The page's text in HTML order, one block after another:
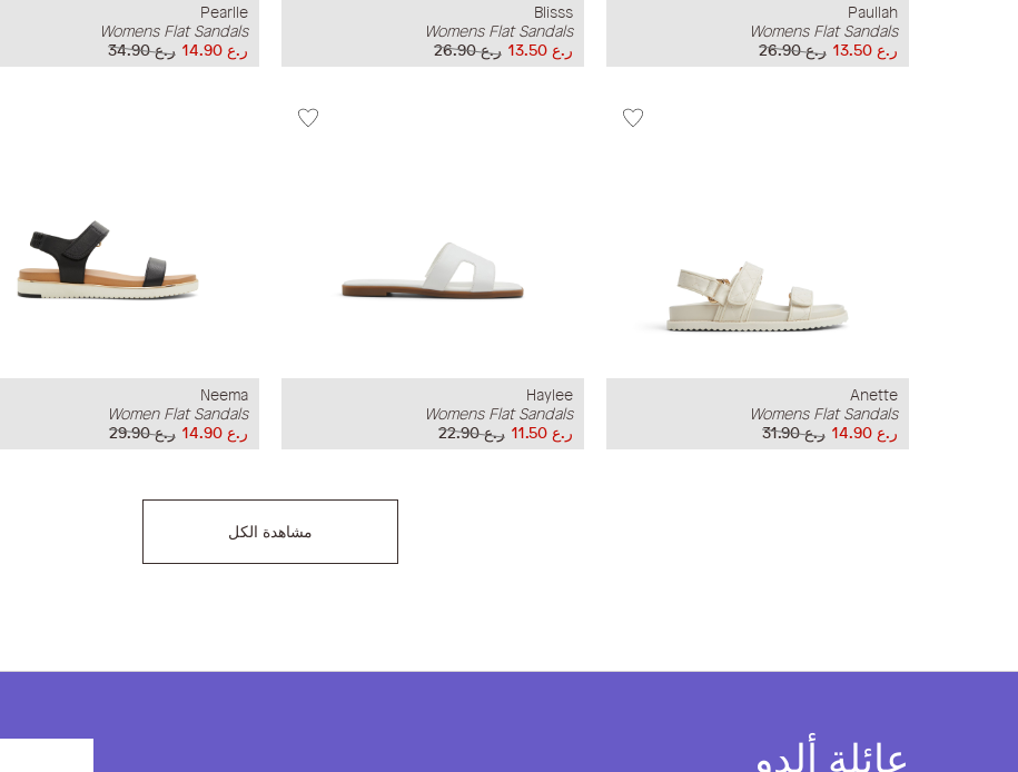
Paullah
Womens Flat Sandals
ر.ع 26.90
ر.ع 13.50
Blisss
Womens Flat Sandals
ر.ع 26.90
ر.ع 13.50
Pearlle
Womens Flat Sandals
ر.ع 34.90
ر.ع 14.90
Anette
Womens Flat Sandals
ر.ع 31.90
ر.ع 14.90
Haylee
Womens Flat Sandals
ر.ع 22.90
ر.ع 11.50
Neema
Women Flat Sandals
ر.ع 29.90
ر.ع 14.90
مشاهدة الكل
عائلة ألدو